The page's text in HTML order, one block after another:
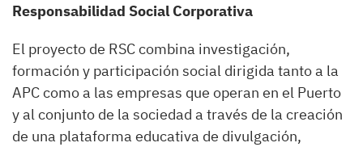
Responsabilidad Social Corporativa
El proyecto de RSC combina investigación,
formación y participación social dirigida tanto a la
APC como a las empresas que operan en el Puerto
y al conjunto de la sociedad a través de la creación
de una plataforma educativa de divulgación,